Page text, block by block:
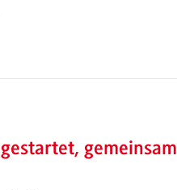
gemeinsam